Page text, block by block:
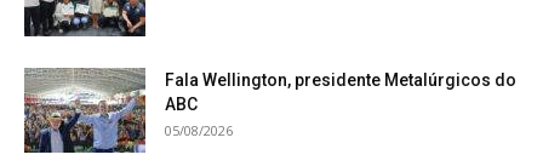
Fala Wellington, presidente Metalúrgicos do
ABC
05/08/2026